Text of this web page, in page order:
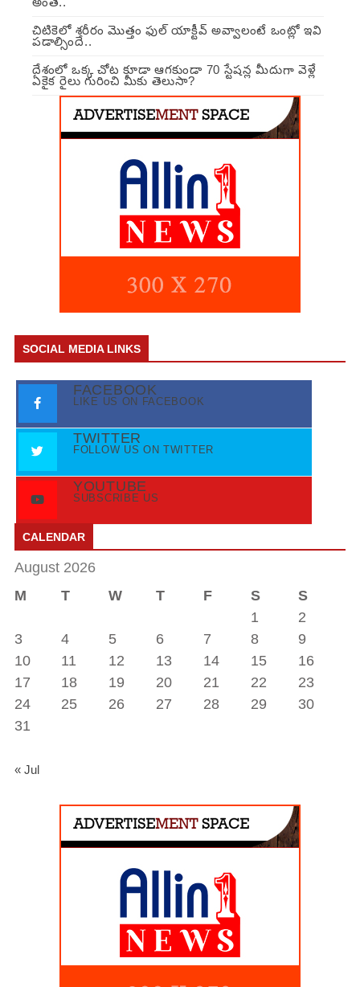
చిటికెలో శరీరం మొత్తం ఫుల్ యాక్టీవ్ అవ్వాలంటే ఒంట్లో ఇవి
పడాల్సిందే..
దేశంలో ఒక్క చోట కూడా ఆగకుండా 70 స్టేషన్ల మీదుగా వెళ్లే
ఏకైక రైలు గురించి మీకు తెలుసా?
SOCIAL MEDIA LINKS
FACEBOOK
LIKE US ON FACEBOOK
TWITTER
FOLLOW US ON TWITTER
YOUTUBE
SUBSCRIBE US
CALENDAR
August 2026
M
T W T F S
S
1
2
3
4 5 6 7 8
9
10
11 12 13 14 15
16
17
18 19 20 21 22
23
24
25 26 27 28 29
30
31
« Jul